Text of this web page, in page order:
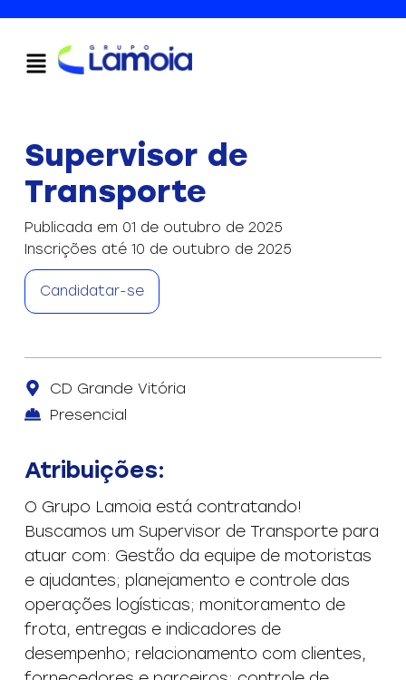
Supervisor de
Transporte
Publicada em 01 de outubro de 2025
Inscrições até 10 de outubro de 2025
Candidatar-se
CD Grande Vitória
Presencial
Atribuições:
O Grupo Lamoia está contratando!
Buscamos um Supervisor de Transporte para
atuar com: Gestão da equipe de motoristas
e ajudantes; planejamento e controle das
operações logísticas; monitoramento de
frota, entregas e indicadores de
desempenho; relacionamento com clientes,